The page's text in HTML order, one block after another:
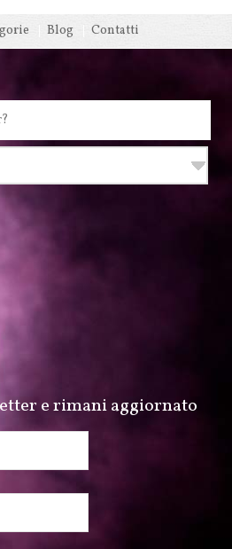
Blog Contatti
e rimani aggiornato